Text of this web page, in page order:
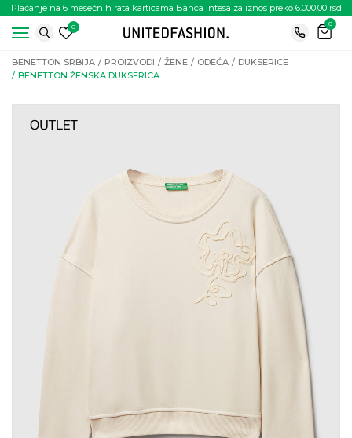
Plaćanje na 6 mesečnih rata karticama Banca Intesa za iznos preko 6.000.00 rsd
0
0
BENETTON SRBIJA PROIZVODI ŽENE ODEĆA
DUKSERICE
BENETTON ŽENSKA DUKSERICA